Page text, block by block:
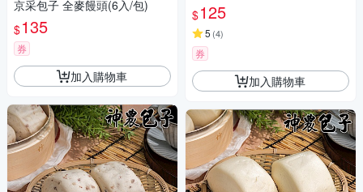
京采包子 全麥饅頭(6入/包)
$135
券
加入購物車
$125
5 (4)
券
加入購物車